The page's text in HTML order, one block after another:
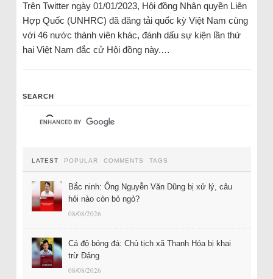
Trên Twitter ngày 01/01/2023, Hội đồng Nhân quyền Liên
Hợp Quốc (UNHRC) đã đăng tải quốc kỳ Việt Nam cùng
với 46 nước thành viên khác, đánh dấu sự kiện lần thứ
hai Việt Nam đắc cử Hội đồng này.…
SEARCH
LATEST POPULAR COMMENTS TAGS
Bắc ninh: Ông Nguyễn Văn Dũng bị xử lý, câu
hỏi nào còn bỏ ngỏ?
08/08/2026
Cá độ bóng đá: Chủ tịch xã Thanh Hóa bị khai
trừ Đảng
08/08/2026